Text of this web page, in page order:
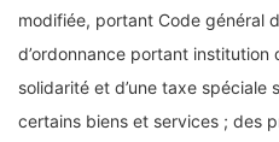
modifiée, portant Code général
d’ordonnance portant
solidarité et d’une taxe spéciale
certains biens et services ; des